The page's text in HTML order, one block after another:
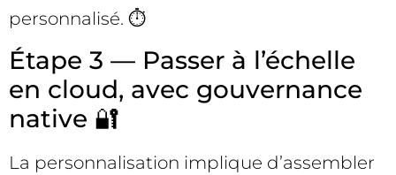
personnalisé. ⏱️
Étape 3 — Passer à l’échelle
en cloud, avec gouvernance
native 🔐
La personnalisation implique d’assembler